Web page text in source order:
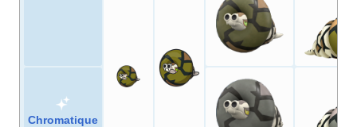
Chromatique